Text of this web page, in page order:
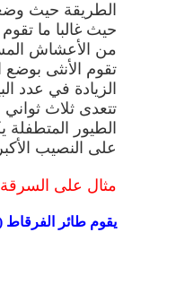
الطريقة حيث
حيث غالبا ما
من الأعشاش
تقوم الأنثى
الزيادة في عدد
تتعدى ثلاث
الطيور
على النصيب
مثال على السرقة
يقوم طائر الفرقاط